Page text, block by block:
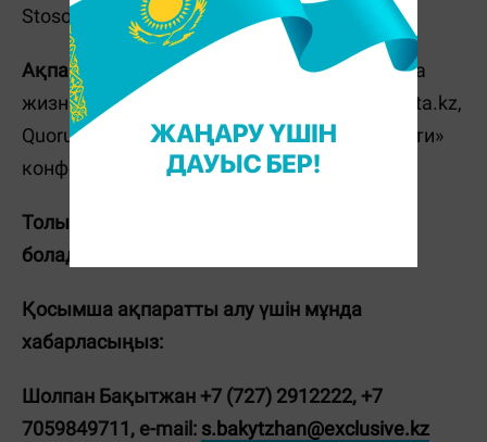
Stosorok.kz қызметі, KCell операторы.
Ақпараттық әріптестері:
«Панорама», «Наша
жизнь» газеттері,
, Nur.kz, Gazeta.kz,
Quorum.kz порталдары және «Центр тяжести»
конференциялары мен Total.kz сайты.
Толық ақпаратты
болады.
Қосымша ақпаратты алу үшін мұнда
хабарласыңыз:
Шолпан Бақытжан +7 (727) 2912222, +7
7059849711, e-mail: s.bakytzhan@exclusive.kz